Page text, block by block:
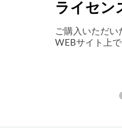
ライセン
ご購入いただい
WEBサイト上で